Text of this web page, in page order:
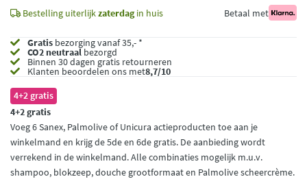
Bestelling uiterlijkzaterdagin huis Betaal met
Gratis bezorging vanaf 35,- *
CO2 neutraalbezorgd
Binnen 30 dagen gratis retourneren
Klanten beoordelen ons met8,7/10
4+2 gratis
4+2 gratis
Voeg 6 Sanex, Palmolive of Unicura actieproducten toe aan je
winkelmand en krijg de 5de en 6de gratis. De aanbieding wordt
verrekend in de winkelmand. Alle combinaties mogelijk m.u.v.
shampoo, blokzeep, douche grootformaat en Palmolive scheercrème.